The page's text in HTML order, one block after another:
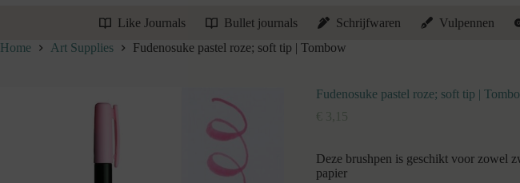
Like Journals Bullet journals Schrijfwaren Vulpennen
Home
Art Supplies Fudenosuke pastel roze; soft tip | Tombow
Fudenosuke pastel roze; soft tip |
€
3,15
Deze brushpen is geschikt voor zowel
papier